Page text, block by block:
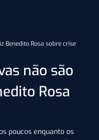
Benedito Rosa sobre crise
não são
Rosa
poucos enquanto os